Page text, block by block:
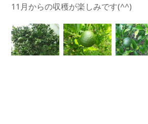
11月からの収穫が楽しみです(^^)